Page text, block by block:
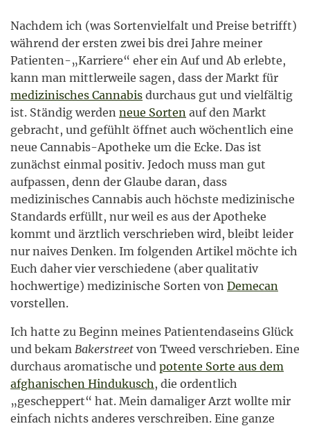
Nachdem ich (was Sortenvielfalt und Preise betrifft)
während der ersten zwei bis drei Jahre meiner
Patienten-„Karriere“ eher ein Auf und Ab erlebte,
kann man mittlerweile sagen, dass der Markt für
medizinisches Cannabis durchaus gut und vielfältig
ist. Ständig werden neue Sorten auf den Markt
gebracht, und gefühlt öffnet auch wöchentlich eine
neue Cannabis-Apotheke um die Ecke. Das ist
zunächst einmal positiv. Jedoch muss man gut
aufpassen, denn der Glaube daran, dass
medizinisches Cannabis auch höchste medizinische
Standards erfüllt, nur weil es aus der Apotheke
kommt und ärztlich verschrieben wird, bleibt leider
nur naives Denken. Im folgenden Artikel möchte ich
Euch daher vier verschiedene (aber qualitativ
hochwertige) medizinische Sorten von Demecan
vorstellen.
Ich hatte zu Beginn meines Patientendaseins Glück
und bekam Bakerstreet von Tweed verschrieben. Eine
durchaus aromatische und potente Sorte aus dem
afghanischen Hindukusch, die ordentlich
„gescheppert“ hat. Mein damaliger Arzt wollte mir
einfach nichts anderes verschreiben. Eine ganze